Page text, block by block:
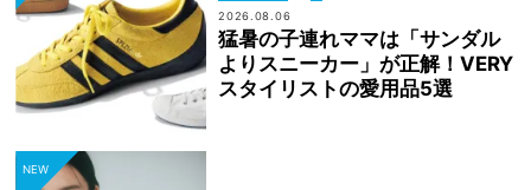
2026.08.06
猛暑の子連れママは「サンダル
よりスニーカー」が正解！VERY
スタイリストの愛用品5選